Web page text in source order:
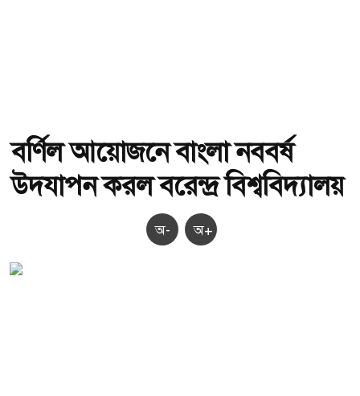
বর্ণিল আয়োজনে বাংলা নববর্ষ
উদযাপন করল বরেন্দ্র বিশ্ববিদ্যালয়
অ- অ+